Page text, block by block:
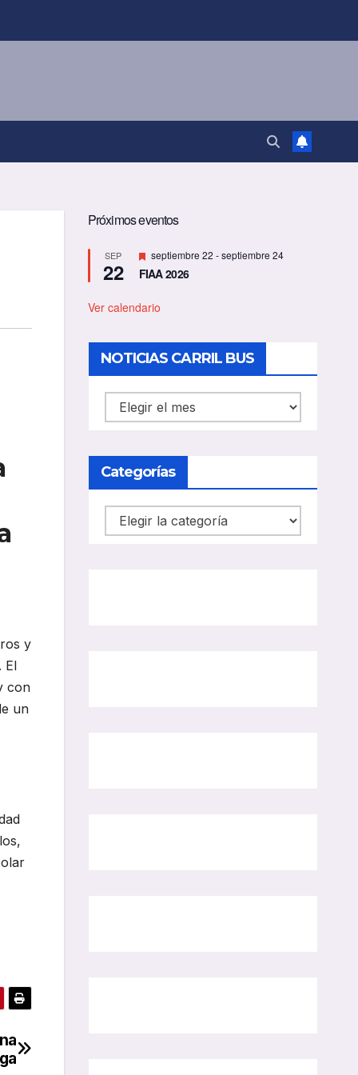
y
El
con
un
Próximos eventos
SEP
22
D
e
s
a
d
o
septiembre 22 -septiembre 24
FIAA 2026
Ver calendario
NOTICIAS CARRIL BUS
NOTICIAS
CARRIL
Categorías
Categorías